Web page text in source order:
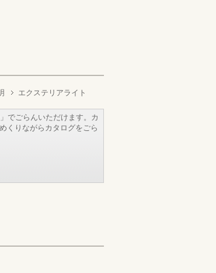
エクステリアライト
でごらんいただけます。カ
くりながらカタログをごら